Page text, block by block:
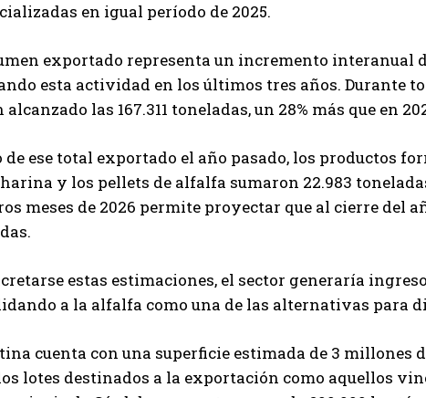
Suscribite al Newsletter
QUIERO SUSCRIBIRME
Política de Privacidad
en igual período de 2025.
exportado representa un incremento interanual
esta actividad en los últimos tres años. Durante
alcanzado las 167.311 toneladas, un 28% más que en
de ese total exportado el año pasado, los productos
y los pellets de alfalfa sumaron 22.983
meses de 2026 permite proyectar que al cierre del
estas estimaciones, el sector generaría
a la alfalfa como una de las alternativas para
cuenta con una superficie estimada de 3 millones
lotes destinados a la exportación como aquellos